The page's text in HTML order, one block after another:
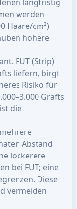
langfristig
werden
Haare/cm²)
höhere
FUT (Strip)
liefern, birgt
Risiko für
Grafts
die
Abstand
lockerere
bei FUT; eine
Diese
vermeiden